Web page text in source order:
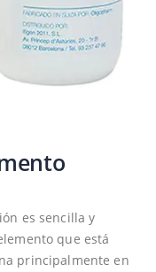
es sencilla y
que está
principalmente en